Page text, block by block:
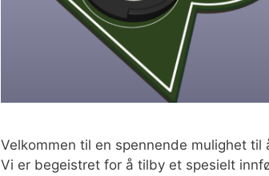
Velkommen til en spennende mulighet
Vi er begeistret for å tilby et spesielt